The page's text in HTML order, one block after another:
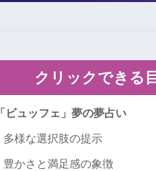
クリックできる
「ビュッフェ」夢の夢占い
多様な選択肢の提示
豊かさと満足感の象徴